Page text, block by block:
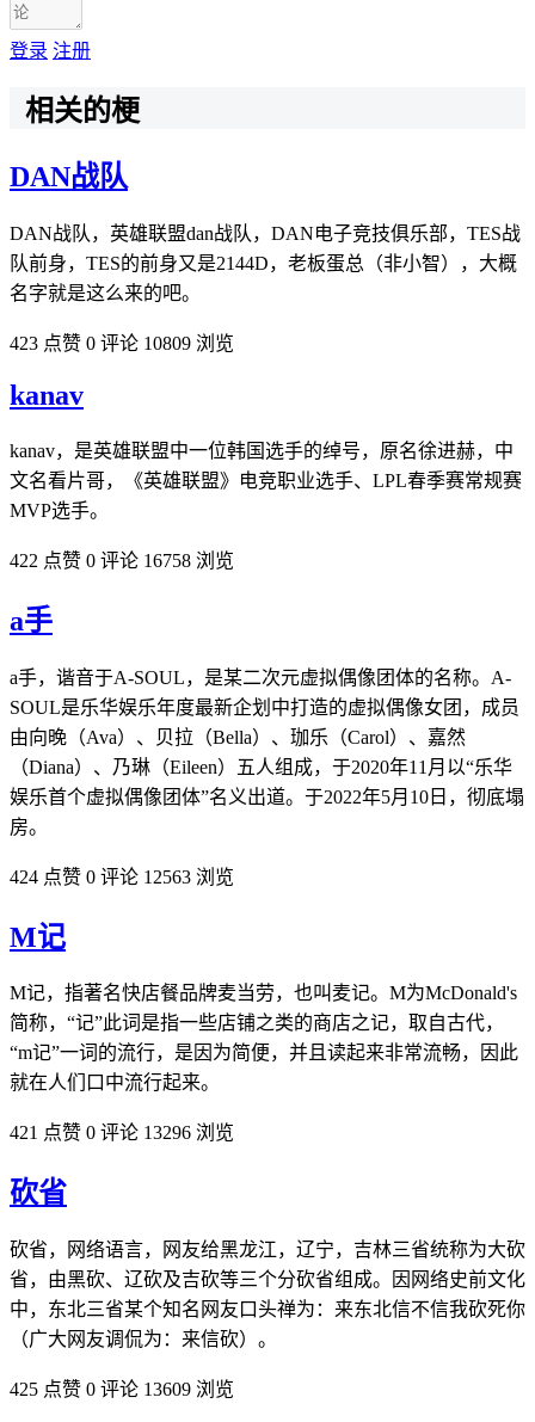
登录 注册
相关的梗
DAN战队
DAN战队，英雄联盟dan战队，DAN电子竞技俱乐部，TES战
队前身，TES的前身又是2144D，老板蛋总（非小智），大概
名字就是这么来的吧。
423 点赞 0 评论 10809 浏览
kanav
kanav，是英雄联盟中一位韩国选手的绰号，原名徐进赫，中
文名看片哥，《英雄联盟》电竞职业选手、LPL春季赛常规赛
MVP选手。
422 点赞 0 评论 16758 浏览
a手
a手，谐音于A-SOUL，是某二次元虚拟偶像团体的名称。A-
SOUL是乐华娱乐年度最新企划中打造的虚拟偶像女团，成员
由向晚（Ava）、贝拉（Bella）、珈乐（Carol）、嘉然
（Diana）、乃琳（Eileen）五人组成，于2020年11月以“乐华
娱乐首个虚拟偶像团体”名义出道。于2022年5月10日，彻底塌
房。
424 点赞 0 评论 12563 浏览
M记
M记，指著名快店餐品牌麦当劳，也叫麦记。M为McDonald's
简称，“记”此词是指一些店铺之类的商店之记，取自古代，
“m记”一词的流行，是因为简便，并且读起来非常流畅，因此
就在人们口中流行起来。
421 点赞 0 评论 13296 浏览
砍省
砍省，网络语言，网友给黑龙江，辽宁，吉林三省统称为大砍
省，由黑砍、辽砍及吉砍等三个分砍省组成。因网络史前文化
中，东北三省某个知名网友口头禅为：来东北信不信我砍死你
（广大网友调侃为：来信砍）。
425 点赞 0 评论 13609 浏览